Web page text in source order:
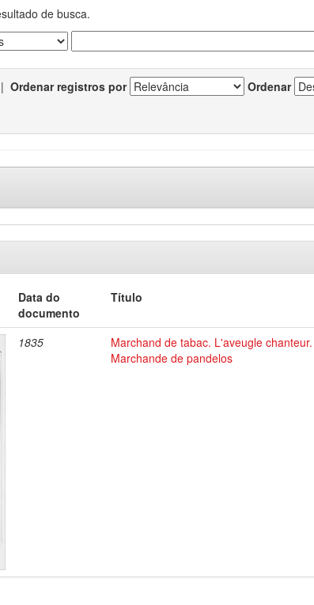
de busca.
| Ordenar registros por Ordenar
Data do
documento
Título
1835
Marchand de tabac. L'aveugle chanteur.
Marchande de pandelos